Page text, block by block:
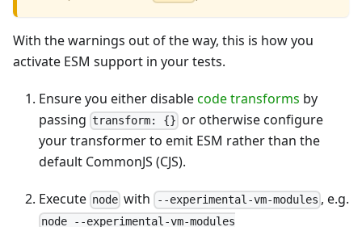
With the warnings out of the way, this is how you
activate ESM support in your tests.
Ensure you either disablecode transforms by
passing transform: {} or otherwise configure
your transformer to emit ESM rather than the
default CommonJS (CJS).
Execute node with --experimental-vm-modules , e.g.
node --experimental-vm-modules